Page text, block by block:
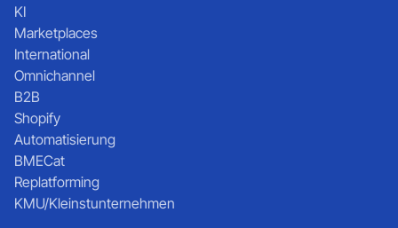
KI
Marketplaces
International
Omnichannel
B2B
Shopify
Automatisierung
BMECat
Replatforming
KMU/Kleinstunternehmen